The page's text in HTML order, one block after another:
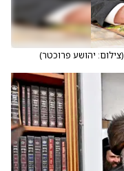
(צילום: יהושע פרוכטר)